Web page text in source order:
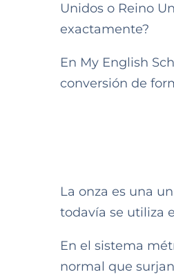
Unidos o Reino
exactamente?
En My English
conversión de
La onza es una
todavía se utiliza
En el sistema
normal que